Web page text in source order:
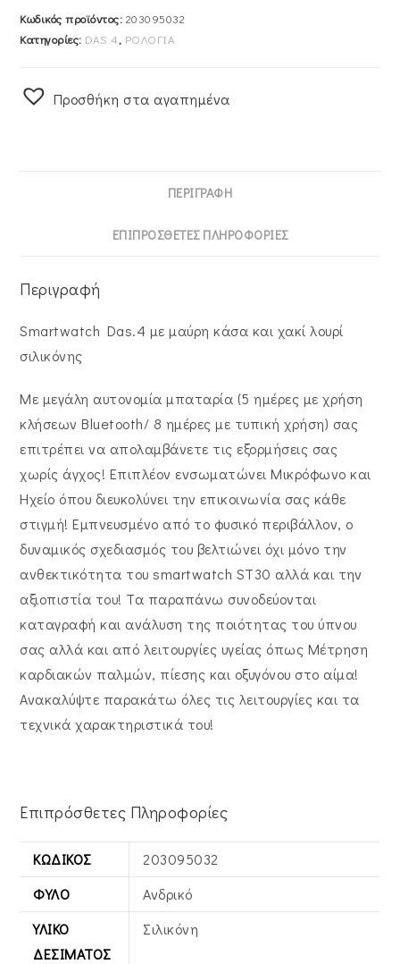
Κωδικός προϊόντος: 203095032
Κατηγορίες: DAS.4, ΡΟΛΟΓΙΑ
Προσθήκη στα αγαπημένα
ΠΕΡΙΓΡΑΦΉ
ΕΠΙΠΡΌΣΘΕΤΕΣ ΠΛΗΡΟΦΟΡΊΕΣ
Περιγραφή
Smartwatch Das.4 με μαύρη κάσα και χακί λουρί
σιλικόνης
Με μεγάλη αυτονομία μπαταρία (5 ημέρες με χρήση
κλήσεων Bluetooth/ 8 ημέρες με τυπική χρήση) σας
επιτρέπει να απολαμβάνετε τις εξορμήσεις σας
χωρίς άγχος! Επιπλέον ενσωματώνει Μικρόφωνο και
Ηχείο όπου διευκολύνει την επικοινωνία σας κάθε
στιγμή! Εμπνευσμένο από το φυσικό περιβάλλον, ο
δυναμικός σχεδιασμός του βελτιώνει όχι μόνο την
ανθεκτικότητα του smartwatch ST30 αλλά και την
αξιοπιστία του! Τα παραπάνω συνοδεύονται
καταγραφή και ανάλυση της ποιότητας του ύπνου
σας αλλά και από λειτουργίες υγείας όπως Μέτρηση
καρδιακών παλμών, πίεσης και οξυγόνου στο αίμα!
Ανακαλύψτε παρακάτω όλες τις λειτουργίες και τα
τεχνικά χαρακτηριστικά του!
Επιπρόσθετες Πληροφορίες
ΚΩΔΙΚΌΣ
203095032
ΦΎΛΟ
Ανδρικό
ΥΛΙΚΌ
ΔΕΣΊΜΑΤΟΣ
Σιλικόνη